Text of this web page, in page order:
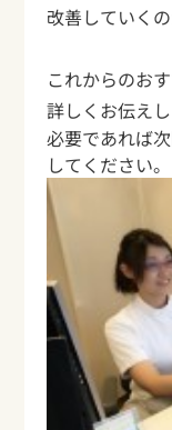
改善していく
これからのお
詳しくお伝えし
必要であれば
してください。